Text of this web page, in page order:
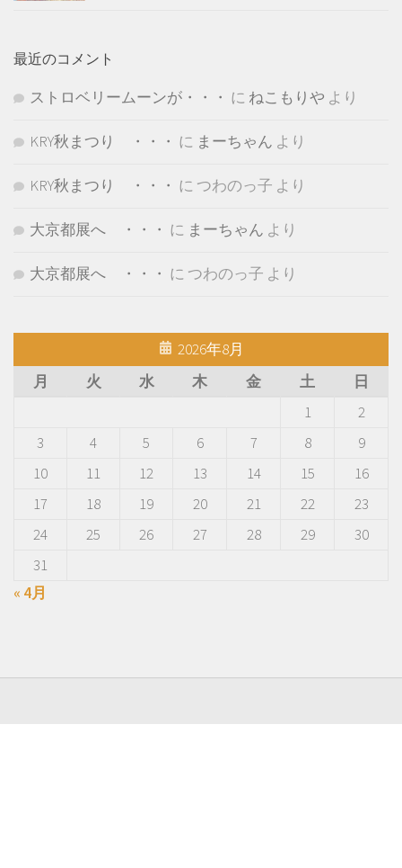
最近のコメント
ストロベリームーンが・・・ に ねこもりや より
KRY秋まつり ・・・ に まーちゃん より
KRY秋まつり ・・・ に つわのっ子 より
大京都展へ ・・・ に まーちゃん より
大京都展へ ・・・ に つわのっ子 より
2026年8月
月
火 水 木 金 土
日
1
2
3
4 5 6 7 8
9
10
11 12 13 14 15
16
17
18 19 20 21 22
23
24
25 26 27 28 29
30
31
« 4月